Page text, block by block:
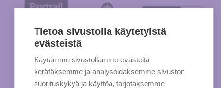
Tietoa sivustolla käytetyistä
evästeistä
Käytämme sivustollamme evästeitä
kerätäksemme ja analysoidaksemme sivuston
suorituskykyä ja käyttöä, tarjotaksemme